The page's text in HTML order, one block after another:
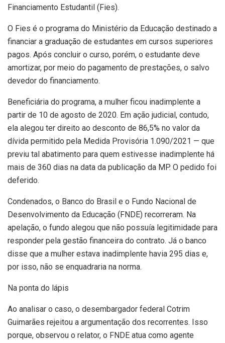
Financiamento Estudantil (Fies).
O Fies é o programa do Ministério da Educação destinado a
financiar a graduação de estudantes em cursos superiores
pagos. Após concluir o curso, porém, o estudante deve
amortizar, por meio do pagamento de prestações, o salvo
devedor do financiamento.
Beneficiária do programa, a mulher ficou inadimplente a
partir de 10 de agosto de 2020. Em ação judicial, contudo,
ela alegou ter direito ao desconto de 86,5% no valor da
dívida permitido pela Medida Provisória 1.090/2021 — que
previu tal abatimento para quem estivesse inadimplente há
mais de 360 dias na data da publicação da MP. O pedido foi
deferido.
Condenados, o Banco do Brasil e o Fundo Nacional de
Desenvolvimento da Educação (FNDE) recorreram. Na
apelação, o fundo alegou que não possuía legitimidade para
responder pela gestão financeira do contrato. Já o banco
disse que a mulher estava inadimplente havia 295 dias e,
por isso, não se enquadraria na norma.
Na ponta do lápis
Ao analisar o caso, o desembargador federal Cotrim
Guimarães rejeitou a argumentação dos recorrentes. Isso
porque, observou o relator, o FNDE atua como agente